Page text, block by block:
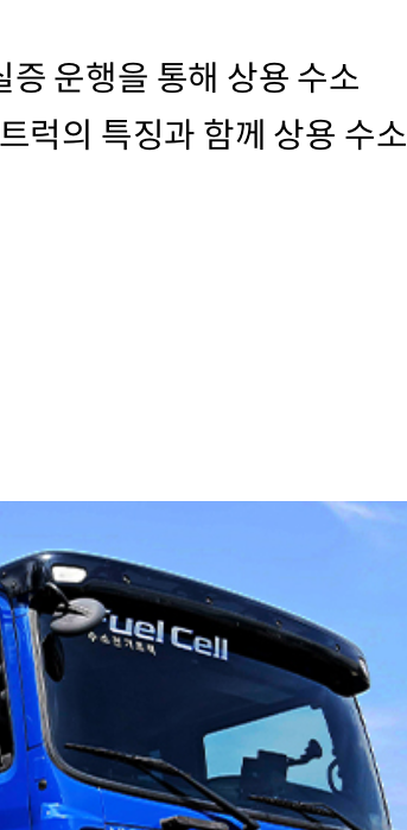
운행을 통해 상용 수소
럭의 특징과 함께 상용 수소